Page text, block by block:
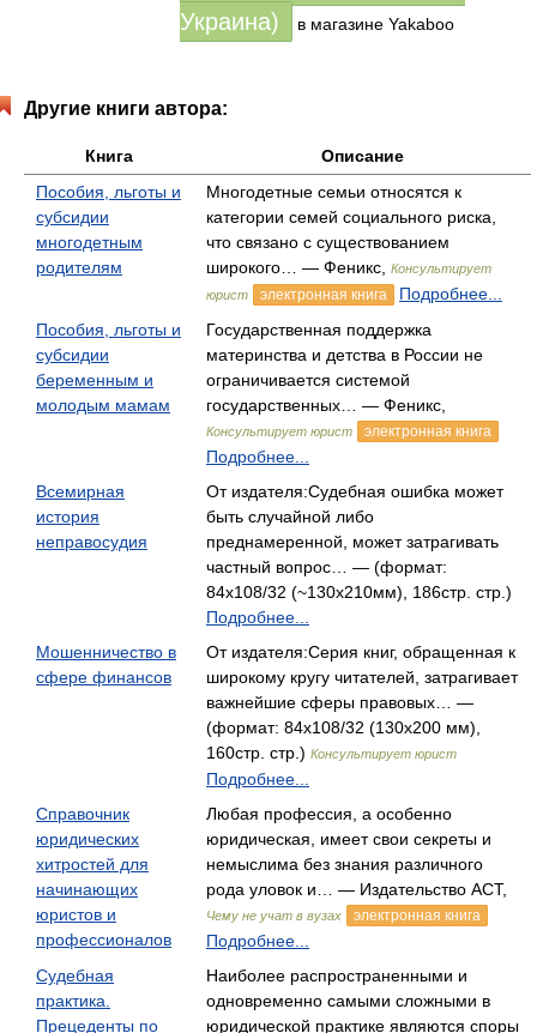
Украина)
в магазине Yakaboo
Другие книги автора:
Книга
Описание
Пособия, льготы и
субсидии
многодетным
родителям
Многодетные семьи относятся к
категории семей социального риска,
что связано с существованием
широкого… — Феникс,
Консультирует
юрист
электронная книга
Подробнее...
Пособия, льготы и
субсидии
беременным и
молодым мамам
Государственная поддержка
материнства и детства в России не
ограничивается системой
государственных… — Феникс,
Консультирует юрист электронная книга
Подробнее...
Всемирная
история
неправосудия
От издателя:Судебная ошибка может
быть случайной либо
преднамеренной, может затрагивать
частный вопрос… — (формат:
84x108/32 (~130x210мм), 186стр. стр.)
Подробнее...
Мошенничество в
сфере финансов
От издателя:Серия книг, обращенная к
широкому кругу читателей, затрагивает
важнейшие сферы правовых… —
(формат: 84x108/32 (130х200 мм),
160стр. стр.) Консультирует юрист
Подробнее...
Справочник
юридических
хитростей для
начинающих
юристов и
профессионалов
Любая профессия, а особенно
юридическая, имеет свои секреты и
немыслима без знания различного
рода уловок и… — Издательство АСТ,
Чему не учат в вузах электронная книга
Подробнее...
Судебная
практика.
Прецеденты по
Наиболее распространенными и
одновременно самыми сложными в
юридической практике являются споры